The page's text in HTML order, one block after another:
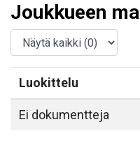
Joukkueen
Luokittelu
Ei dokumentteja